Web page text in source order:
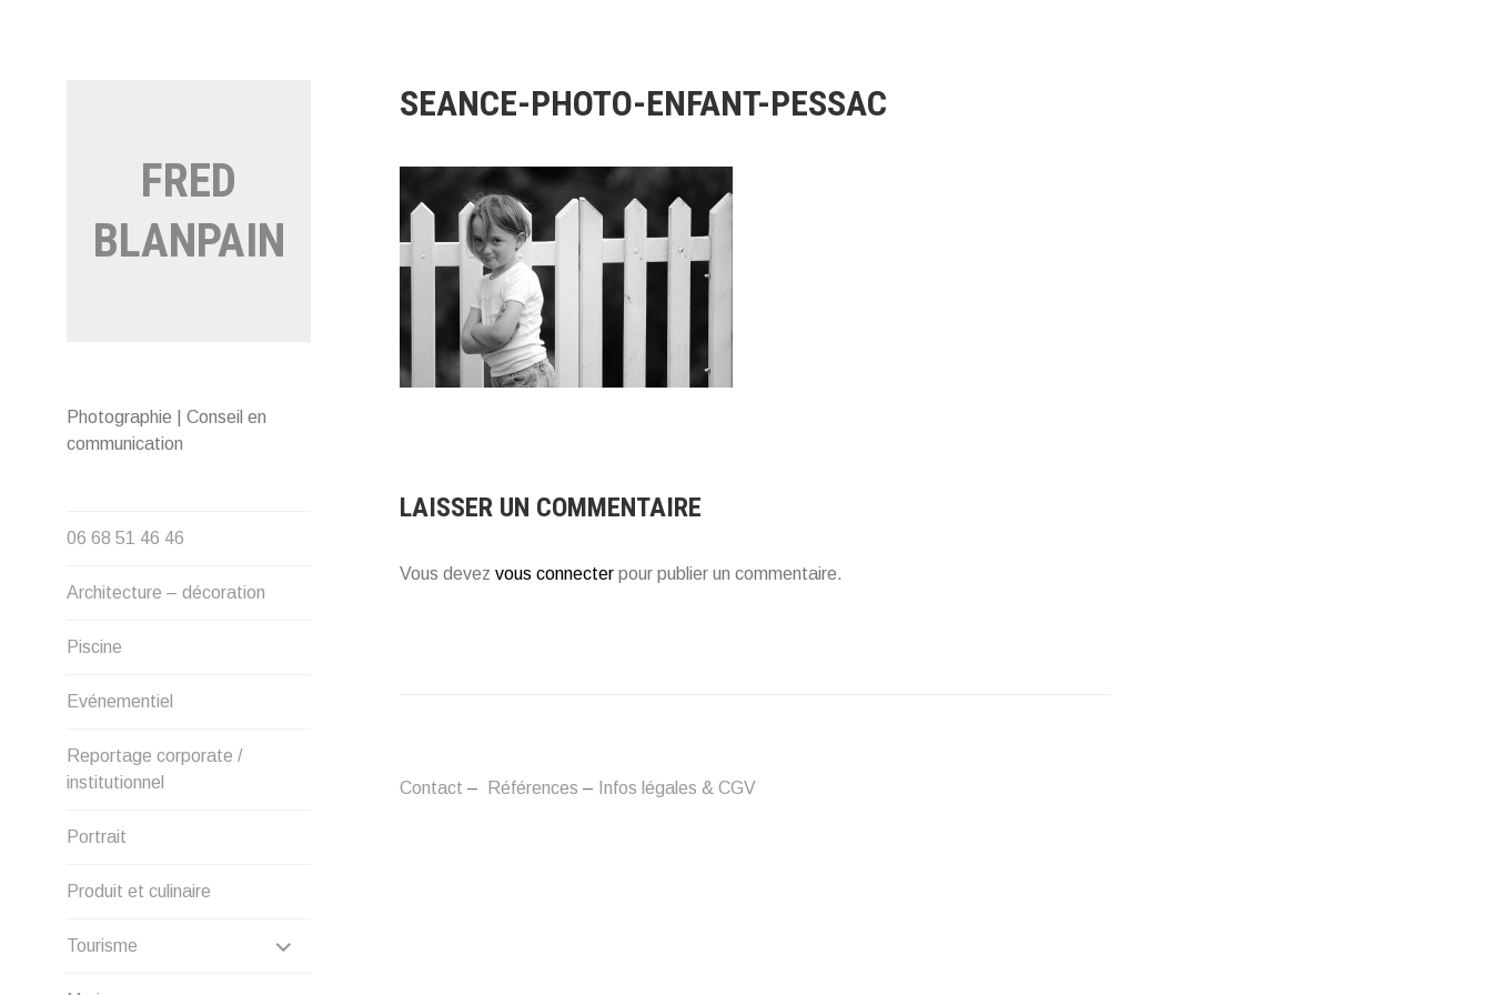
FRED
BLANPAIN
Photographie | Conseil en
communication
06 68 51 46 46
Architecture – décoration
Piscine
Evénementiel
Reportage corporate /
institutionnel
Portrait
Produit et culinaire
Tourisme
SEANCE-PHOTO-ENFANT-PESSAC
LAISSER UN COMMENTAIRE
Vous devez vous connecter pour publier un commentaire.
Contact – Références – Infos légales & CGV